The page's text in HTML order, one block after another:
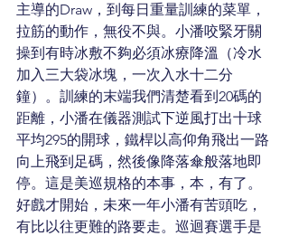
主導的Draw，到每日重量訓練的菜單，
拉筋的動作，無役不與。小潘咬緊牙關
操到有時冰敷不夠必須冰療降溫（冷水
加入三大袋冰塊，一次入水十二分
鐘）。訓練的末端我們清楚看到20碼的
距離，小潘在儀器測試下逆風打出十球
平均295的開球，鐵桿以高仰角飛出一路
向上飛到足碼，然後像降落傘般落地即
停。這是美巡規格的本事，本，有了。
好戲才開始，未來一年小潘有苦頭吃，
有比以往更難的路要走。巡迴賽選手是